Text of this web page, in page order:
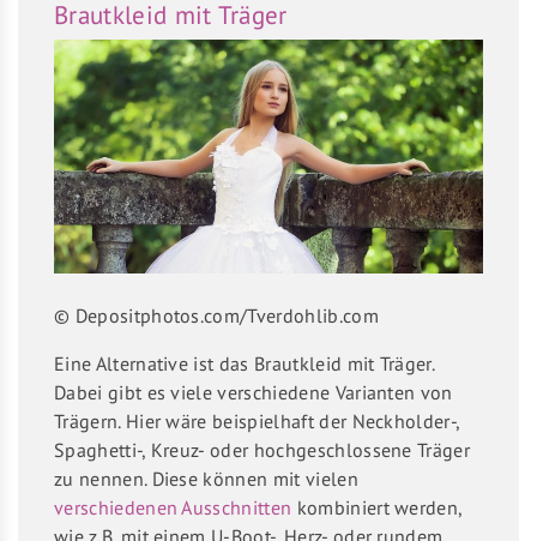
Brautkleid mit Träger
© Depositphotos.com/Tverdohlib.com
Eine Alternative ist das Brautkleid mit Träger.
Dabei gibt es viele verschiedene Varianten von
Trägern. Hier wäre beispielhaft der Neckholder-,
Spaghetti-, Kreuz- oder hochgeschlossene Träger
zu nennen. Diese können mit vielen
verschiedenen Ausschnitten kombiniert werden,
wie z.B. mit einem U-Boot-, Herz- oder rundem